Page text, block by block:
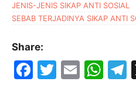
JENIS-JENIS SIKAP ANTI SOSIAL
SEBAB TERJADINYA SIKAP ANTI
Share:
F
T
E
W